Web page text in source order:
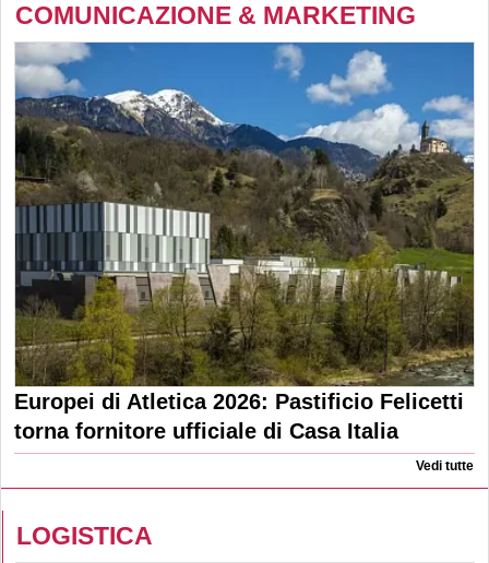
COMUNICAZIONE & MARKETING
Europei di Atletica 2026: Pastificio Felicetti
torna fornitore ufficiale di Casa Italia
Vedi tutte
LOGISTICA